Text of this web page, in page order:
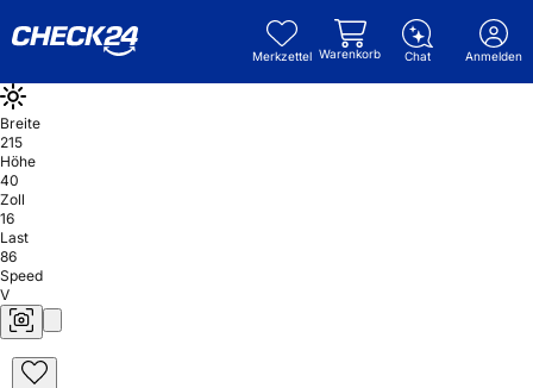
Merkzettel Warenkorb Chat Anmelden
Breite
215
Höhe
40
Zoll
16
Last
86
Speed
V